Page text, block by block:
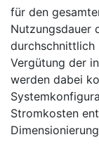
für den
Nutzungsdauer
durchschnittlich
Vergütung der
werden dabei
Stromkosten